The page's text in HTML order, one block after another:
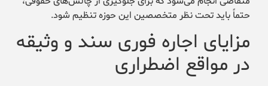
حتماً باید تحت نظر متخصصین این حوزه تنظیم شود.
مزایای اجاره فوری سند و وثیقه
در مواقع اضطراری